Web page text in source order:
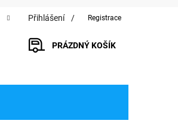
Přihlášení Registrace
PRÁZDNÝ KOŠÍK